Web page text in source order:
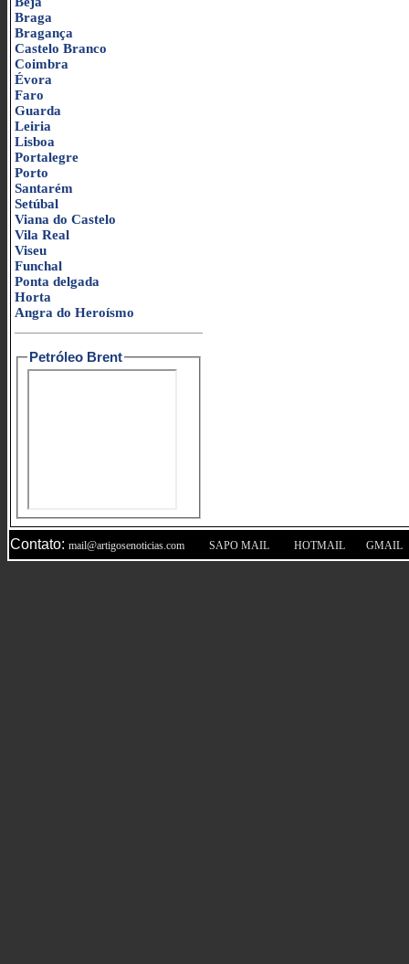
Braga
Bragança
Castelo Branco
Coimbra
Évora
Faro
Guarda
Leiria
Lisboa
Portalegre
Porto
Santarém
Setúbal
Viana do Castelo
Vila Real
Viseu
Funchal
Ponta delgada
Horta
Angra do Heroísmo
Petróleo Brent
Contato: mail@artigosenoticias.com SAPO MAIL HOTMAIL GMAIL